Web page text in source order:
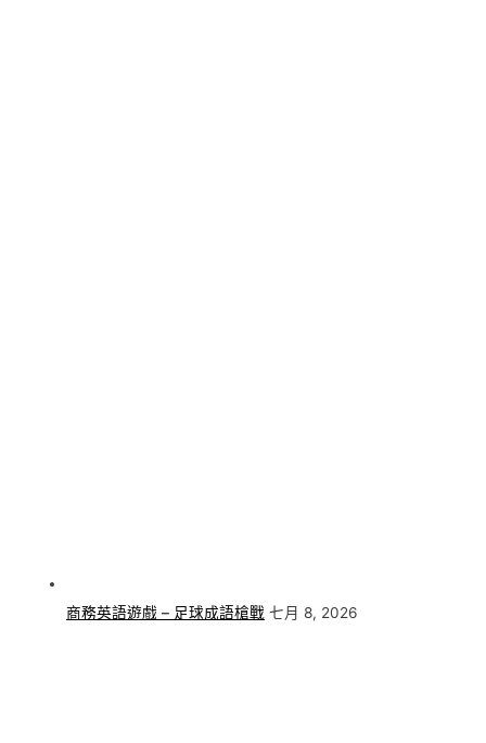
商務英語遊戲 – 足球成語槍戰 七月 8, 2026